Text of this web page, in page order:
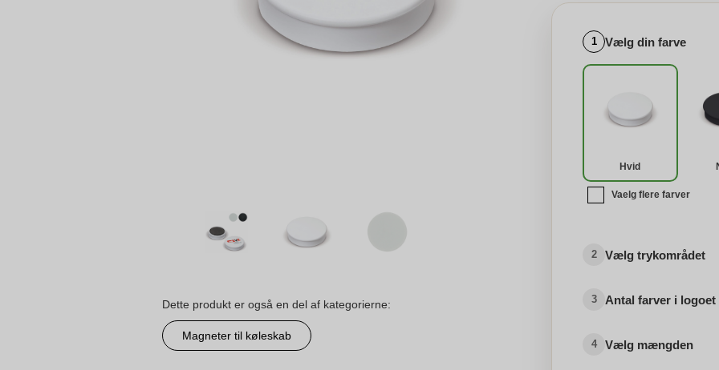
Dette produkt er også en del af kategorierne:
Magneter til køleskab
1 Vælg din farve
Hvid
Vaelg flere farver
2 Vælg trykområdet
3 Antal farver i logoet
4 Vælg mængden